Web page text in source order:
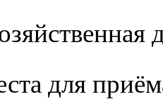
для